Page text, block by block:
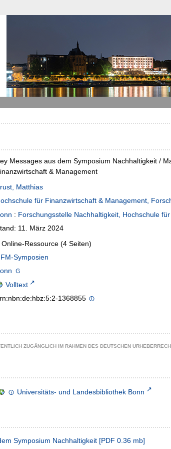
Messages aus dem Symposium Nachhaltigkeit /
& Management
Matthias
für Finanzwirtschaft & Management,
: Forschungsstelle Nachhaltigkeit, Hochschule
11. März 2024
Online-Ressource (4 Seiten)
Symposien
Volltext
1368855
ZUGÄNGLICH IM RAHMEN DES DEUTSCHEN
Universitäts- und Landesbibliothek Bonn
Symposium Nachhaltigkeit [PDF 0.36 mb]